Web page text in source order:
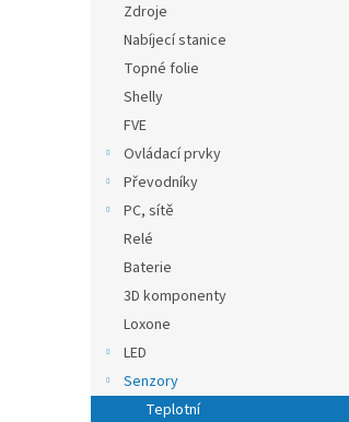
Zdroje
Nabíjecí stanice
Topné folie
Shelly
FVE
Ovládací prvky
Převodníky
PC, sítě
Relé
Baterie
3D komponenty
Loxone
LED
Senzory
Teplotní